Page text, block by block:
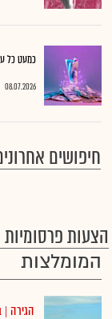
כמעט כל
08.07.2026
חיפושים
הצעות פרסומיות
המומלצות
הגירה |